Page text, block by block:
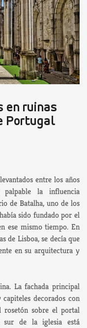
en ruinas
Portugal
entre los años
la influencia
de Batalha, uno de los
sido fundado por el
ese mismo tiempo. En
de Lisboa, se decía que
en su arquitectura y
La fachada principal
decorados con
rosetón sobre el portal
sur de la iglesia está